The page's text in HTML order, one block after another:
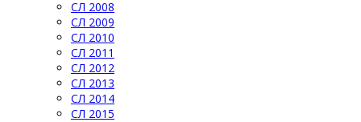
СЛ 2008
СЛ 2009
СЛ 2010
СЛ 2011
СЛ 2012
СЛ 2013
СЛ 2014
СЛ 2015